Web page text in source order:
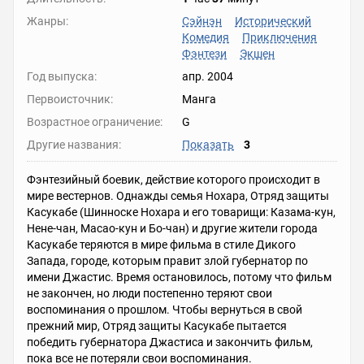
Жанры:
Сэйнэн
Исторический
Комедия
Приключения
Фэнтези
Экшен
Год выпуска:
апр. 2004
Первоисточник:
Манга
Возрастное ограничение:
G
Другие названия:
Показать 3
Фэнтезийный боевик, действие которого происходит в
мире вестернов. Однажды семья Нохара, Отряд защиты
Касукабе (Шинноске Нохара и его товарищи: Казама-кун,
Нене-чан, Масао-кун и Бо-чан) и другие жители города
Касукабе теряются в мире фильма в стиле Дикого
Запада, городе, которым правит злой губернатор по
имени Джастис. Время остановилось, потому что фильм
не закончен, но люди постепенно теряют свои
воспоминания о прошлом. Чтобы вернуться в свой
прежний мир, Отряд защиты Касукабе пытается
победить губернатора Джастиса и закончить фильм,
пока все не потеряли свои воспоминания.